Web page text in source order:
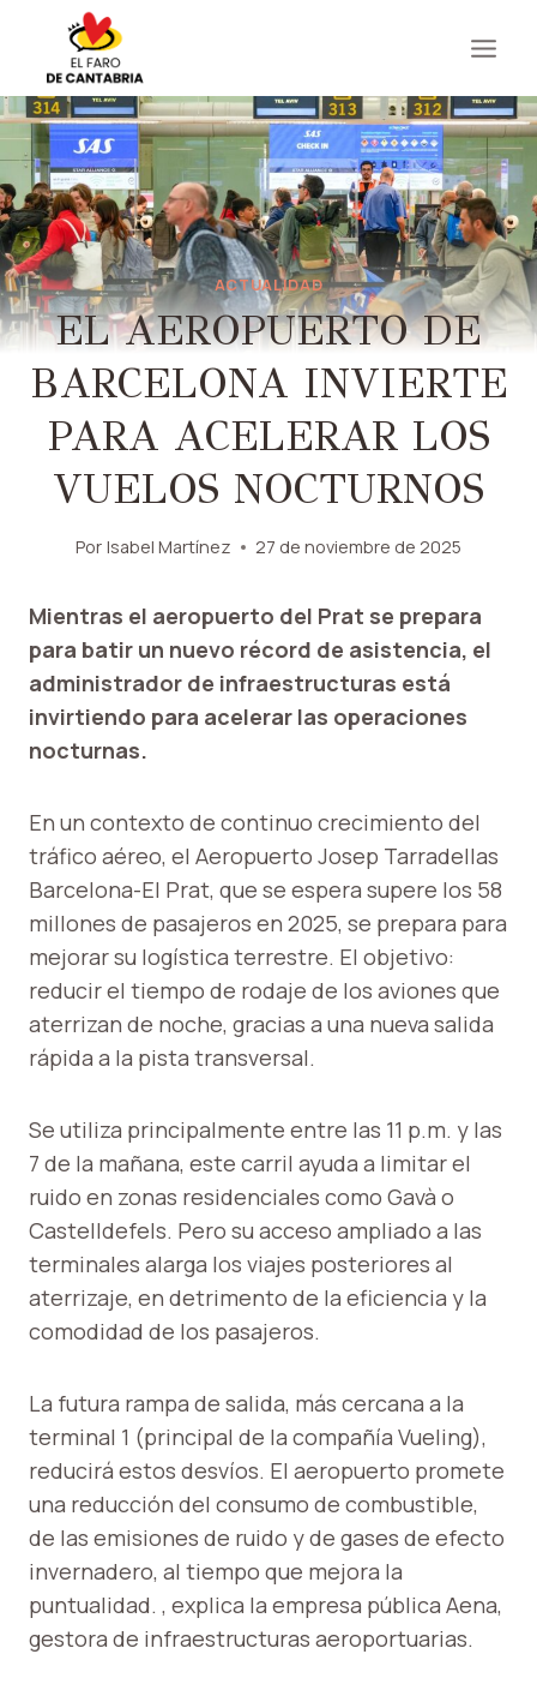
contenido
ACTUALIDAD
EL AEROPUERTO DE
BARCELONA INVIERTE
PARA ACELERAR LOS
VUELOS NOCTURNOS
Por Isabel Martínez 27 de noviembre de 2025
Mientras el aeropuerto del Prat se prepara
para batir un nuevo récord de asistencia, el
administrador de infraestructuras está
invirtiendo para acelerar las operaciones
nocturnas.
En un contexto de continuo crecimiento del
tráfico aéreo, el Aeropuerto Josep Tarradellas
Barcelona-El Prat, que se espera supere los 58
millones de pasajeros en 2025, se prepara para
mejorar su logística terrestre. El objetivo:
reducir el tiempo de rodaje de los aviones que
aterrizan de noche, gracias a una nueva salida
rápida a la pista transversal.
Se utiliza principalmente entre las 11 p.m. y las
7 de la mañana, este carril ayuda a limitar el
ruido en zonas residenciales como Gavà o
Castelldefels. Pero su acceso ampliado a las
terminales alarga los viajes posteriores al
aterrizaje, en detrimento de la eficiencia y la
comodidad de los pasajeros.
La futura rampa de salida, más cercana a la
terminal 1 (principal de la compañía Vueling),
reducirá estos desvíos. El aeropuerto promete
una reducción del consumo de combustible,
de las emisiones de ruido y de gases de efecto
invernadero, al tiempo que mejora la
puntualidad. , explica la empresa pública Aena,
gestora de infraestructuras aeroportuarias.